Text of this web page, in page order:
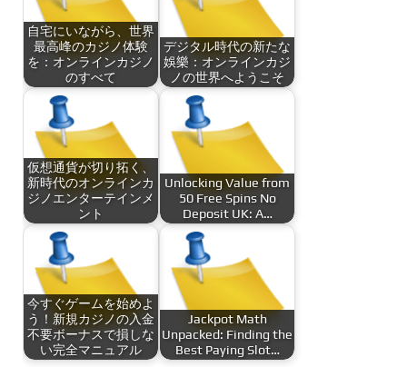
自宅にいながら、世界
最高峰のカジノ体験
を：オンラインカジノ
のすべて
デジタル時代の新たな
娛樂：オンラインカジ
ノの世界へようこそ
仮想通貨が切り拓く、
新時代のオンラインカ
ジノエンターテインメ
ント
Unlocking Value from
50 Free Spins No
Deposit UK: A…
今すぐゲームを始めよ
う！新規カジノの入金
不要ボーナスで損しな
い完全マニュアル
Jackpot Math
Unpacked: Finding the
Best Paying Slot…